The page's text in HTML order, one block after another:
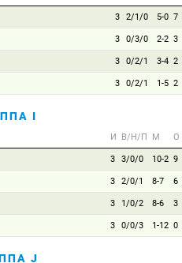
3 2/1/0 5-0 7
3 0/3/0 2-2 3
3 0/2/1 3-4 2
3 0/2/1 1-5 2
I
И В/Н/П М О
3 3/0/0 10-2 9
3 2/0/1 8-7 6
3 1/0/2 8-6 3
3 0/0/3 1-12 0
J